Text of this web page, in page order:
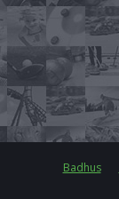
Badhus